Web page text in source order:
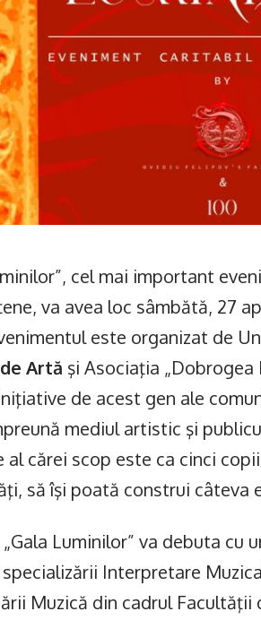
cel mai important
va avea loc sâmbătă, 27
este organizat de
Artă şi Asociaţia
de acest gen ale
mediul artistic şi
al cărei scop este ca cinci
să îşi poată construi câteva
Luminilor” va debuta
Interpretare
Muzică din cadrul